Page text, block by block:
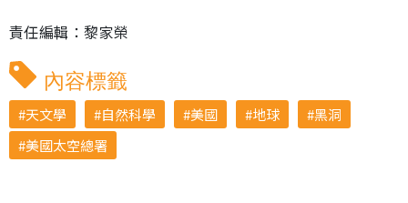
責任編輯：黎家榮
內容標籤
天文學 自然科學 美國 地球
黑洞
美國太空總署